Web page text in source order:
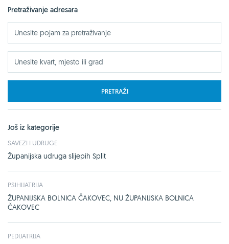
Pretraživanje adresara
PRETRAŽI
Još iz kategorije
SAVEZI I UDRUGE
Županijska udruga slijepih Split
PSIHIJATRIJA
ŽUPANIJSKA BOLNICA ČAKOVEC, NU ŽUPANIJSKA BOLNICA
ČAKOVEC
PEDIJATRIJA